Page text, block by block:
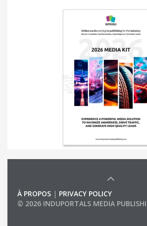
À PROPOS | PRIVACY POLICY
© 2026 INDUPORTALS MEDIA